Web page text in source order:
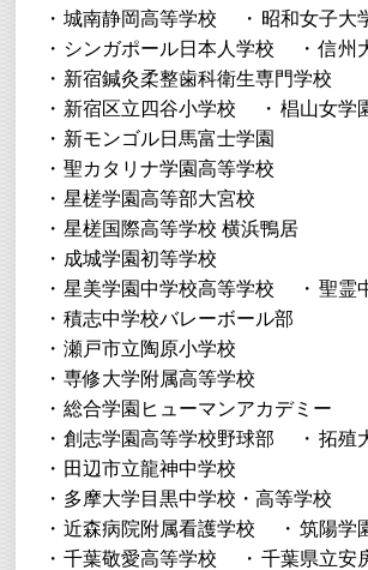
城南静岡高等学校
昭和女子大
シンガポール日本人学校
信州
新宿鍼灸柔整歯科衛生専門学校
新宿区立四谷小学校
椙山女学
新モンゴル日馬富士学園
聖カタリナ学園高等学校
星槎学園高等部大宮校
星槎国際高等学校 横浜鴨居
成城学園初等学校
星美学園中学校高等学校
聖霊
積志中学校バレーボール部
瀬戸市立陶原小学校
専修大学附属高等学校
総合学園ヒューマンアカデミー
創志学園高等学校野球部
拓殖
田辺市立龍神中学校
多摩大学目黒中学校・高等学校
近森病院附属看護学校
筑陽学
千葉敬愛高等学校
千葉県立安